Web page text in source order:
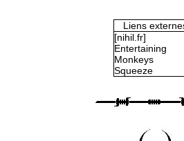
Liens
[nihil.fr]
Entertaining
Monkeys
Squeeze